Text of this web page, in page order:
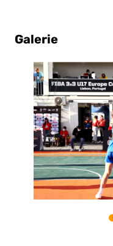
Galerie